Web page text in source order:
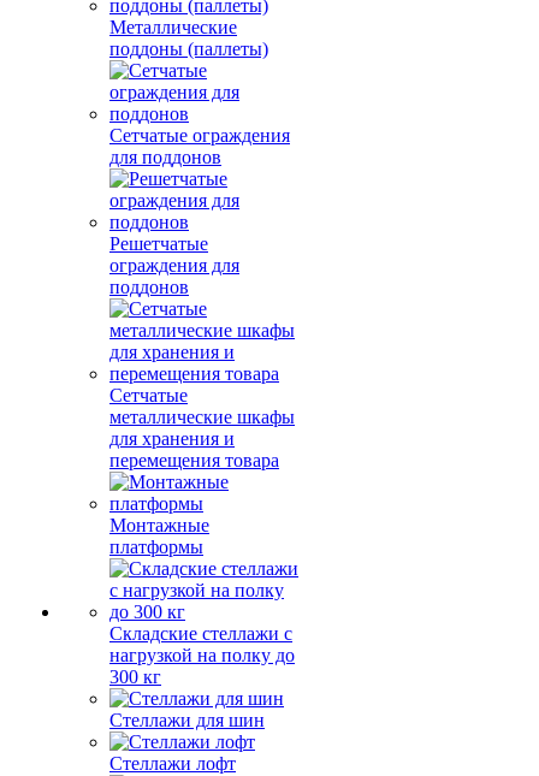
Металлические
поддоны (паллеты)
Сетчатые ограждения
для поддонов
Решетчатые
ограждения для
поддонов
Сетчатые
металлические шкафы
для хранения и
перемещения товара
Монтажные
платформы
Складские стеллажи с
нагрузкой на полку до
300 кг
Стеллажи для шин
Стеллажи лофт